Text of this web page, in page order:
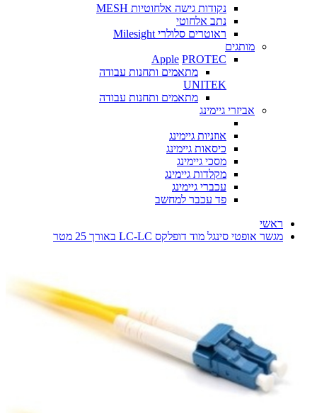
נקודות גישה אלחוטיות MESH
נתב אלחוטי
ראוטרים סלולרי Milesight
מותגים
Apple PROTEC
מתאמים ותחנות עבודה
UNITEK
מתאמים ותחנות עבודה
אביזרי גיימינג
אוזניות גיימינג
כיסאות גיימינג
מסכי גיימינג
מקלדות גיימינג
עכברי גיימינג
פד עכבר למחשב
ראשי
מגשר אופטי סינגל מוד דופלקס LC-LC באורך 25 מטר